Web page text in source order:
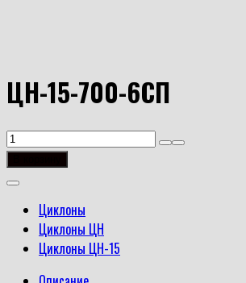
ЦН-15-700-6СП
Количество
товара
6СП
Циклоны
Циклоны ЦН
Циклоны ЦН-15